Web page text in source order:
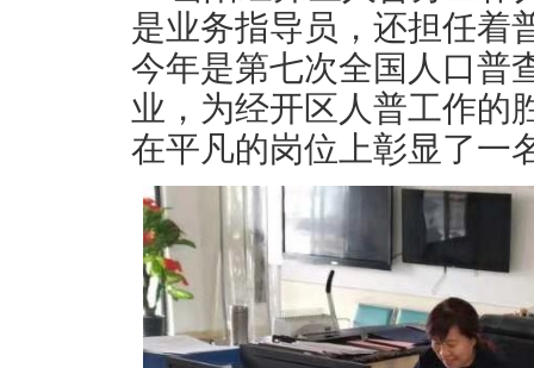
是业务指导员，还担任着
今年是第七次全国人口普
业，为经开区人普工作的
在平凡的岗位上彰显了一